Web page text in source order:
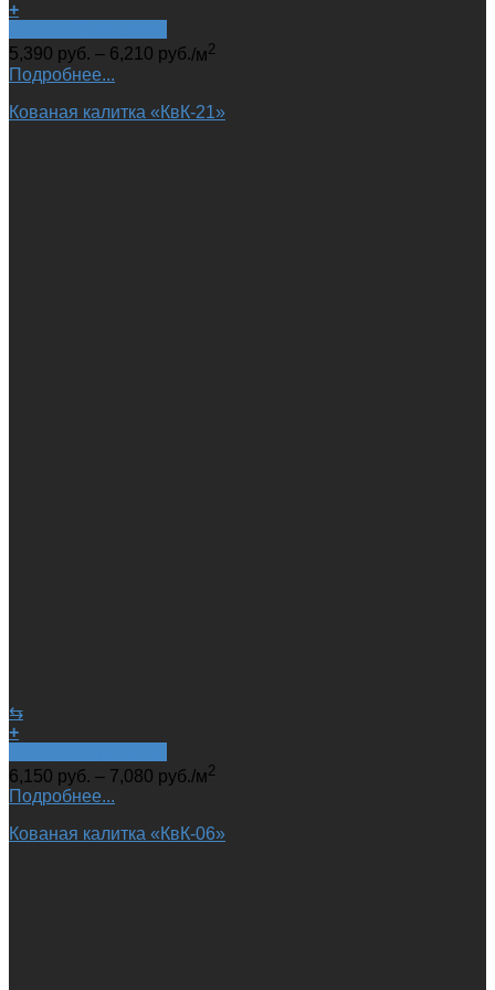
+
5,390 руб. – 6,210 руб./м2
Подробнее...
Кованая калитка «КвК-21»
⇆
+
6,150 руб. – 7,080 руб./м2
Подробнее...
Кованая калитка «КвК-06»